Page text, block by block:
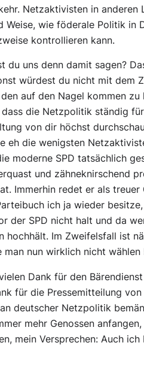
Netzaktivisten in anderen
Weise, wie föderale Politik in
kontrollieren kann.
du uns denn damit sagen?
würdest du nicht mit dem
auf den Nagel kommen
die Netzpolitik ständig
von dir höchst
eh die wenigsten
moderne SPD tatsächlich
und zähneknirschend
Immerhin redet er als treuer
ich ja wieder
der SPD nicht halt und da
hochhält. Im Zweifelsfall ist
nun wirklich nicht wählen
Dank für den
für die Pressemitteilung
deutscher Netzpolitik
mehr Genossen
mein Versprechen: Auch